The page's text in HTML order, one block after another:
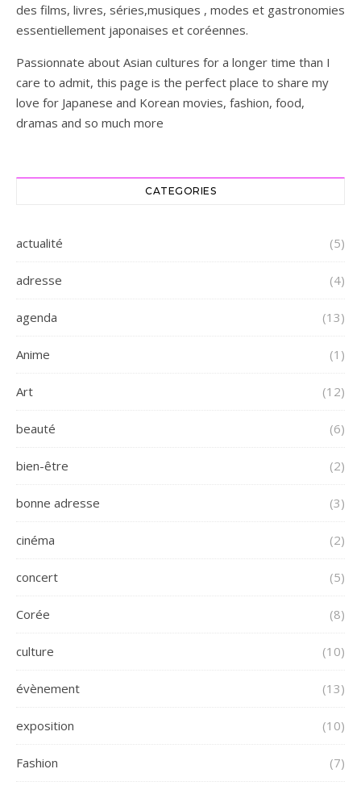
des films, livres, séries,musiques , modes et gastronomies
essentiellement japonaises et coréennes.
Passionnate about Asian cultures for a longer time than I
care to admit, this page is the perfect place to share my
love for Japanese and Korean movies, fashion, food,
dramas and so much more
CATEGORIES
actualité (5)
adresse (4)
agenda (13)
Anime (1)
Art (12)
beauté (6)
bien-être (2)
bonne adresse (3)
cinéma (2)
concert (5)
Corée (8)
culture (10)
évènement (13)
exposition (10)
Fashion (7)